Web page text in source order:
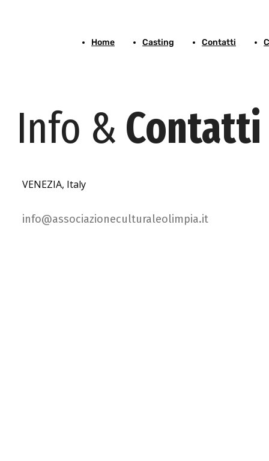
Home Casting Contatti
Info & Contatti
VENEZIA, Italy
info@associazioneculturaleolimpia.it